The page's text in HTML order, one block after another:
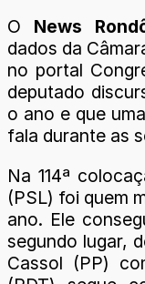
O News
dados da
no portal
deputado
o ano e que
fala durante as
Na 114ª
(PSL) foi quem
ano. Ele
segundo lugar,
Cassol (PP)